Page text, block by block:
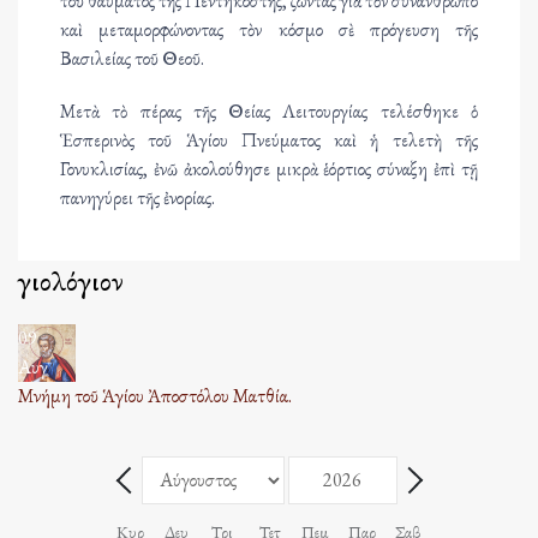
καὶ μεταμορφώνοντας τὸν κόσμο σὲ πρόγευση τῆς
Βασιλείας τοῦ Θεοῦ.
Μετὰ τὸ πέρας τῆς Θείας Λειτουργίας τελέσθηκε ὁ
Ἑσπερινὸς τοῦ Ἁγίου Πνεύματος καὶ ἡ τελετὴ τῆς
Γονυκλισίας, ἐνῶ ἀκολούθησε μικρὰ ἑόρτιος σύναξη ἐπὶ τῇ
πανηγύρει τῆς ἐνορίας.
Ἁγιολόγιον
09
Αυγ
Μνήμη τοῦ Ἁγίου Ἀποστόλου Ματθία.
Πίσω - Μήνας
Μήνας
Επόμενο - Μήνας
Κυρ Δευ Τρι Τετ Πεμ Παρ Σαβ